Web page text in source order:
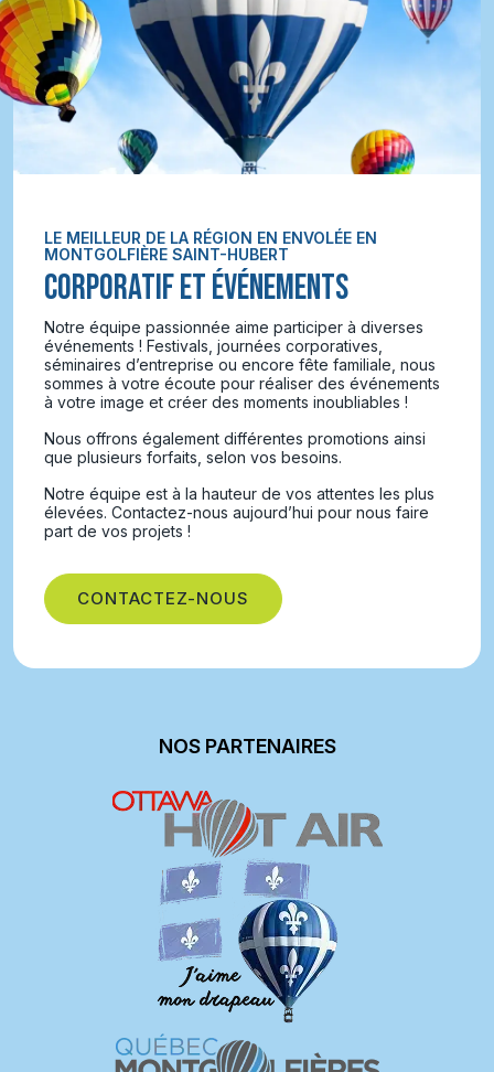
LE MEILLEUR DE LA RÉGION EN ENVOLÉE EN
MONTGOLFIÈRE SAINT-HUBERT
CORPORATIF ET ÉVÉNEMENTS
Notre équipe passionnée aime participer à diverses
événements ! Festivals, journées corporatives,
séminaires d’entreprise ou encore fête familiale, nous
sommes à votre écoute pour réaliser des événements
à votre image et créer des moments inoubliables !
Nous offrons également différentes promotions ainsi
que plusieurs forfaits, selon vos besoins.
Notre équipe est à la hauteur de vos attentes les plus
élevées. Contactez-nous aujourd’hui pour nous faire
part de vos projets !
CONTACTEZ-NOUS
NOS PARTENAIRES